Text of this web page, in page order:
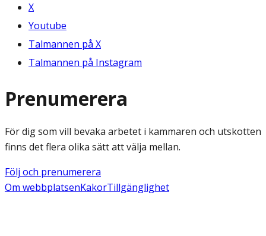
X
Youtube
Talmannen på X
Talmannen på Instagram
Prenumerera
För dig som vill bevaka arbetet i kammaren och utskotten
finns det flera olika sätt att välja mellan.
Följ och prenumerera
Om webbplatsenKakorTillgänglighet